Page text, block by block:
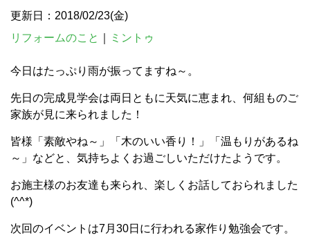
更新日：2018/02/23(金)
リフォームのこと
ミントゥ
今日はたっぷり雨が振ってますね～。
先日の完成見学会は両日ともに天気に恵まれ、何組ものご
家族が見に来られました！
皆様「素敵やね～」「木のいい香り！」「温もりがあるね
～」などと、気持ちよくお過ごしいただけたようです。
お施主様のお友達も来られ、楽しくお話しておられました
(^^*)
次回のイベントは7月30日に行われる家作り勉強会です。